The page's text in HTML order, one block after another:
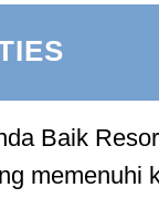
Baik
memenuhi